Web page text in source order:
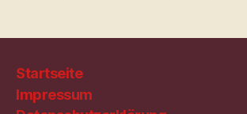
Startseite
Impressum